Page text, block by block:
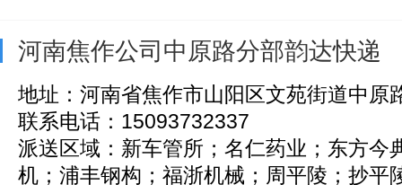
河南焦作公司中原路分部韵达快递
地址：河南省焦作市山阳区文苑街道中原
联系电话：15093732337
派送区域：新车管所；名仁药业；东方今
机；浦丰钢构；福浙机械；周平陵；抄平